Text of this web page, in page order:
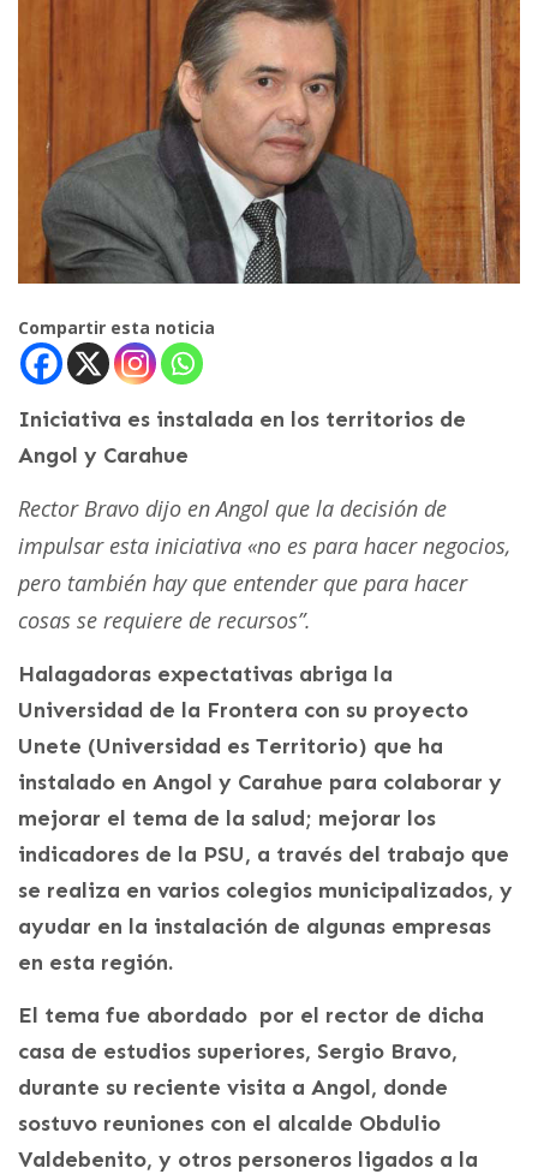
Compartir esta noticia
Iniciativa es instalada en los territorios de
Angol y Carahue
Rector Bravo dijo en Angol que la decisión de
impulsar esta iniciativa «no es para hacer negocios,
pero también hay que entender que para hacer
cosas se requiere de recursos”.
Halagadoras expectativas abriga la
Universidad de la Frontera con su proyecto
Unete (Universidad es Territorio) que ha
instalado en Angol y Carahue para colaborar y
mejorar el tema de la salud; mejorar los
indicadores de la PSU, a través del trabajo que
se realiza en varios colegios municipalizados, y
ayudar en la instalación de algunas empresas
en esta región.
El tema fue abordado por el rector de dicha
casa de estudios superiores, Sergio Bravo,
durante su reciente visita a Angol, donde
sostuvo reuniones con el alcalde Obdulio
Valdebenito, y otros personeros ligados a la